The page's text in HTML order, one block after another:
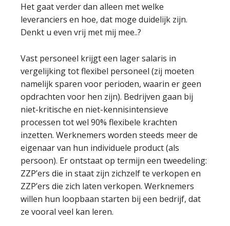
Het gaat verder dan alleen met welke
leveranciers en hoe, dat moge duidelijk zijn.
Denkt u even vrij met mij mee..?
Vast personeel krijgt een lager salaris in
vergelijking tot flexibel personeel (zij moeten
namelijk sparen voor perioden, waarin er geen
opdrachten voor hen zijn). Bedrijven gaan bij
niet-kritische en niet-kennisintensieve
processen tot wel 90% flexibele krachten
inzetten. Werknemers worden steeds meer de
eigenaar van hun individuele product (als
persoon). Er ontstaat op termijn een tweedeling:
ZZP’ers die in staat zijn zichzelf te verkopen en
ZZP’ers die zich laten verkopen. Werknemers
willen hun loopbaan starten bij een bedrijf, dat
ze vooral veel kan leren.